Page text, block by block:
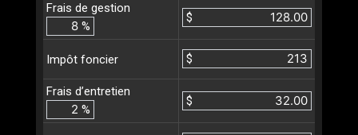
Frais de gestion
%
$
Impôt foncier $
Frais d’entretien
%
$